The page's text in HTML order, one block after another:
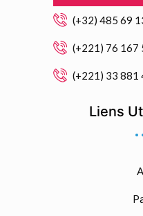
(+32) 485 69
(+221) 76 167
(+221) 33 881
Liens